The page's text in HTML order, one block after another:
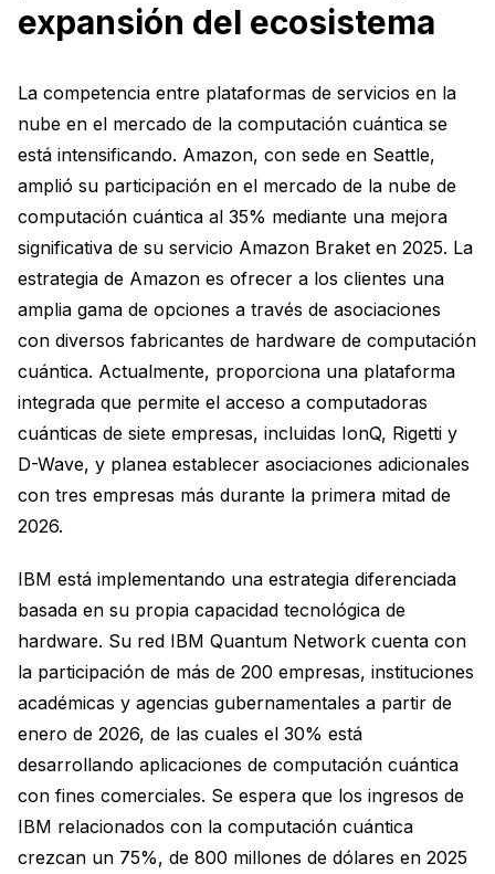
expansión del ecosistema
La competencia entre plataformas de servicios en la
nube en el mercado de la computación cuántica se
está intensificando. Amazon, con sede en Seattle,
amplió su participación en el mercado de la nube de
computación cuántica al 35% mediante una mejora
significativa de su servicio Amazon Braket en 2025. La
estrategia de Amazon es ofrecer a los clientes una
amplia gama de opciones a través de asociaciones
con diversos fabricantes de hardware de computación
cuántica. Actualmente, proporciona una plataforma
integrada que permite el acceso a computadoras
cuánticas de siete empresas, incluidas IonQ, Rigetti y
D-Wave, y planea establecer asociaciones adicionales
con tres empresas más durante la primera mitad de
2026.
IBM está implementando una estrategia diferenciada
basada en su propia capacidad tecnológica de
hardware. Su red IBM Quantum Network cuenta con
la participación de más de 200 empresas, instituciones
académicas y agencias gubernamentales a partir de
enero de 2026, de las cuales el 30% está
desarrollando aplicaciones de computación cuántica
con fines comerciales. Se espera que los ingresos de
IBM relacionados con la computación cuántica
crezcan un 75%, de 800 millones de dólares en 2025